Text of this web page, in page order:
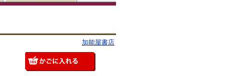
加能屋書店